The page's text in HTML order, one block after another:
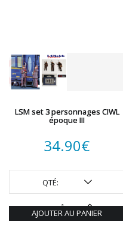
LSM set 3 personnages CIWL
époque III
34.90€
QTÉ:
AJOUTER AU PANIER